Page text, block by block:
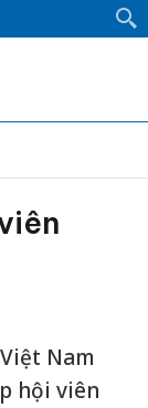
Nam
hội viên